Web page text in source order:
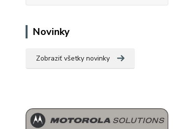
Novinky
Zobraziť všetky novinky